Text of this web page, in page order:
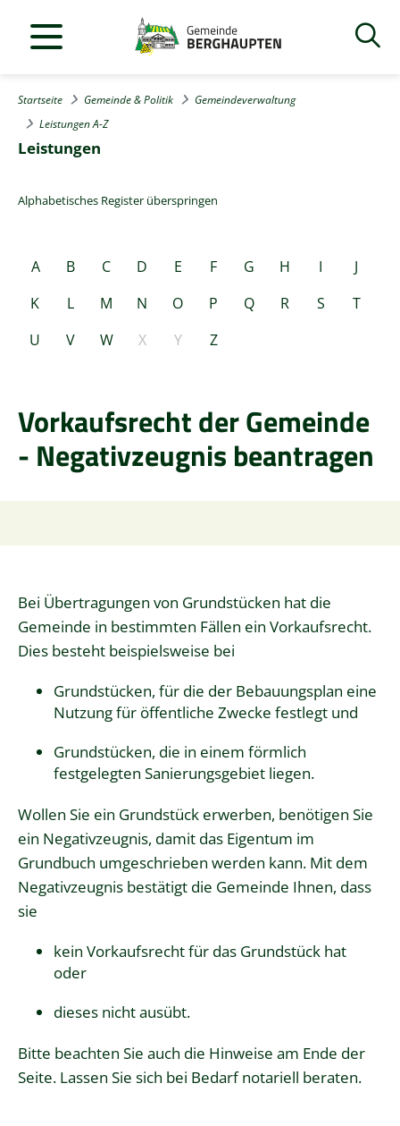
Startseite Gemeinde & Politik
Gemeindeverwaltung
Leistungen A-Z
Leistungen
Alphabetisches Register überspringen
A B C D E F G H I
J
K
L M N O P Q R S
T
U
V W X Y Z
Vorkaufsrecht der Gemeinde
- Negativzeugnis beantragen
Bei Übertragungen von Grundstücken hat die
Gemeinde in bestimmten Fällen ein Vorkaufsrecht.
Dies besteht beispielsweise bei
Grundstücken, für die der Bebauungsplan eine
Nutzung für öffentliche Zwecke festlegt und
Grundstücken, die in einem förmlich
festgelegten Sanierungsgebiet liegen.
Wollen Sie ein Grundstück erwerben, benötigen Sie
ein Negativzeugnis, damit das Eigentum im
Grundbuch umgeschrieben werden kann. Mit dem
Negativzeugnis bestätigt die Gemeinde Ihnen, dass
sie
kein Vorkaufsrecht für das Grundstück hat
oder
dieses nicht ausübt.
Bitte beachten Sie auch die Hinweise am Ende der
Seite. Lassen Sie sich bei Bedarf notariell beraten.